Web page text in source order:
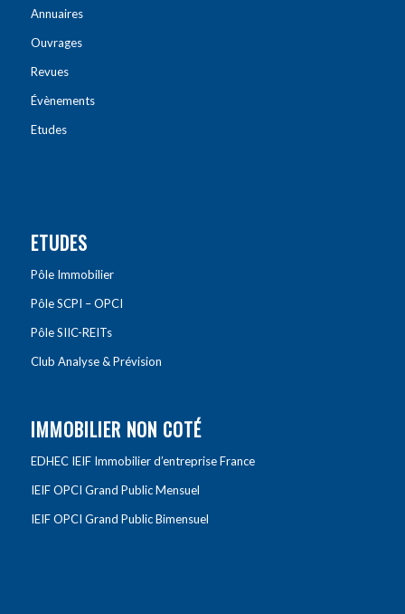
Annuaires
Ouvrages
Revues
Évènements
Etudes
ETUDES
Pôle Immobilier
Pôle SCPI – OPCI
Pôle SIIC-REITs
Club Analyse & Prévision
IMMOBILIER NON COTÉ
EDHEC IEIF Immobilier d’entreprise France
IEIF OPCI Grand Public Mensuel
IEIF OPCI Grand Public Bimensuel